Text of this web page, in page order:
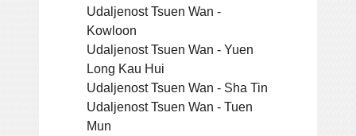
Udaljenost Tsuen Wan -
Kowloon
Udaljenost Tsuen Wan - Yuen
Long Kau Hui
Udaljenost Tsuen Wan - Sha Tin
Udaljenost Tsuen Wan - Tuen
Mun